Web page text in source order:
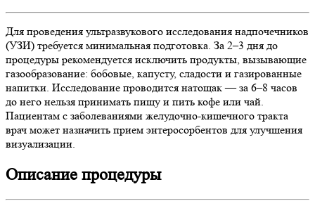
Для проведения ультразвукового исследования надпочечников
(УЗИ) требуется минимальная подготовка. За 2–3 дня до
процедуры рекомендуется исключить продукты, вызывающие
газообразование: бобовые, капусту, сладости и газированные
напитки. Исследование проводится натощак — за 6–8 часов
до него нельзя принимать пищу и пить кофе или чай.
Пациентам с заболеваниями желудочно-кишечного тракта
врач может назначить прием энтеросорбентов для улучшения
визуализации.
Описание процедуры